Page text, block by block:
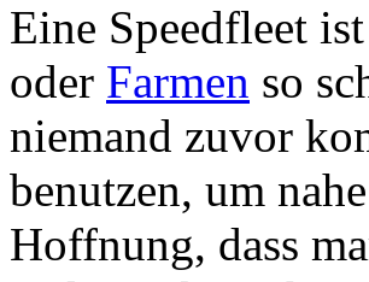
Eine Speedfleet
oder Farmen so
niemand zuvor
benutzen, um
Hoffnung, dass